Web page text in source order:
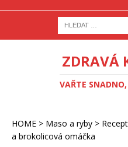
ZDRAVÁ
VAŘTE
HOME > Maso a ryby >
a brokolicová omáčka